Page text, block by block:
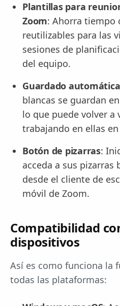
Plantillas para
Zoom: Ahorra tiempo
reutilizables para las
sesiones de
del equipo.
Guardado
blancas se guardan
lo que puede volver a
trabajando en ellas
Botón de pizarras:
acceda a sus pizarras
desde el cliente de
móvil de Zoom.
Compatibilidad
dispositivos
Así es como funciona la
todas las plataformas: